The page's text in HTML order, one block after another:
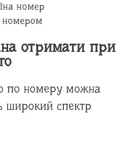
номер
номером
отримати при
по номеру можна
широкий спектр